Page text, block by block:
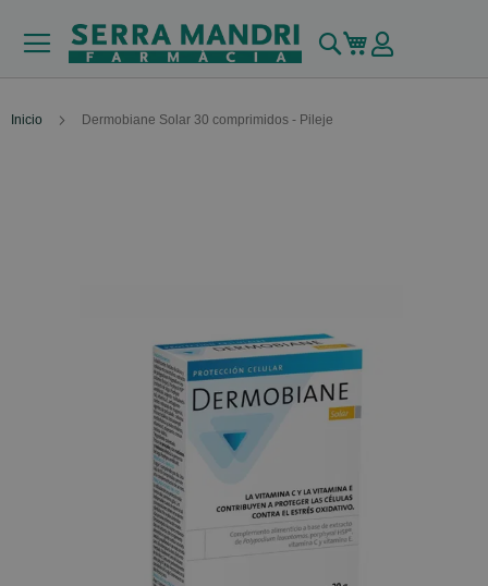
Buscar
Mi carrito
Inicio Dermobiane Solar 30 comprimidos - Pileje